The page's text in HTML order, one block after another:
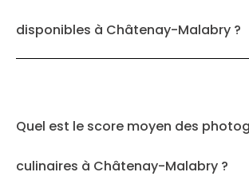
disponibles à Châtenay-Malabry ?
Quel est le score moyen des
culinaires à Châtenay-Malabry ?